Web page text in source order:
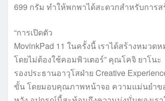
699 กรัม ทำให้พกพาได้สะดวกสำหรับการ
“การเปิดตัว
MovinkPad 11 ในครั้งนี้ เราได้สร้างหมวด
โดยไม่ต้องใช้คอมพิวเตอร์” คุณโคจิ ยาโนะ
รองประธานอาวุโสฝ่าย Creative
ขั้น โดยมอบคุณภาพหน้าจอ ความแม่นยำข